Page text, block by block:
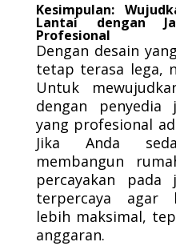
Kesimpulan:
Lantai dengan
Profesional
Dengan desain
tetap terasa lega,
Untuk
dengan penyedia
yang profesional
Jika Anda
membangun
percayakan pada
terpercaya agar
lebih maksimal,
anggaran.